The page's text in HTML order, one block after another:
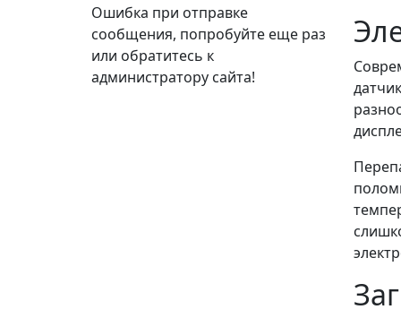
Ошибка при отправке
сообщения, попробуйте еще раз
или обратитесь к
администратору сайта!